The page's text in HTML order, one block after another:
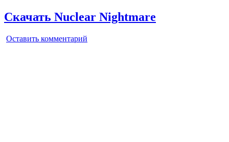
Скачать Nuclear Nightmare
Оставить комментарий